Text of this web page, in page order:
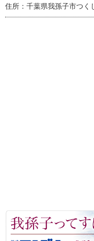
住所：千葉県我孫子市つく